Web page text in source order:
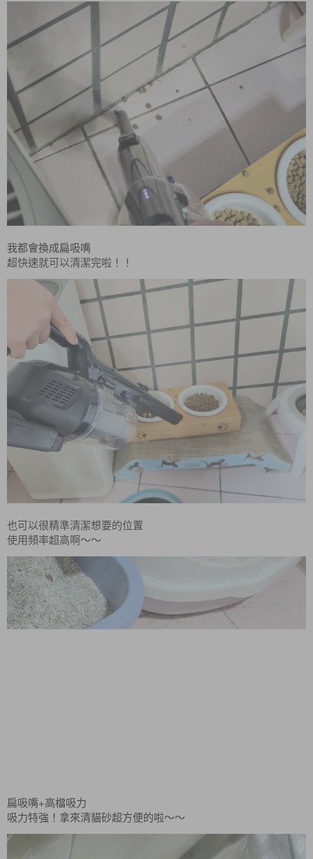
我都會換成扁吸嘴
超快速就可以清潔完啦！！
也可以很精準清潔想要的位置
使用頻率超高啊～～
扁吸嘴+高檔吸力
吸力特強！拿來清貓砂超方便的啦～～